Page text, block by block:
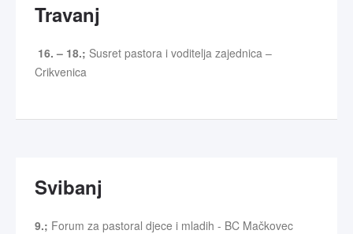
Travanj
16. – 18.; Susret pastora i voditelja zajednica –
Crikvenica
Svibanj
9.; Forum za pastoral djece i mladih - BC Mačkovec